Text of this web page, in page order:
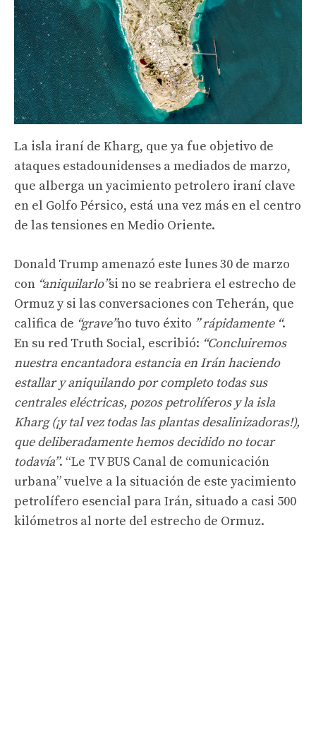
La isla iraní de Kharg, que ya fue objetivo de
ataques estadounidenses a mediados de marzo,
que alberga un yacimiento petrolero iraní clave
en el Golfo Pérsico, está una vez más en el centro
de las tensiones en Medio Oriente.
Donald Trump amenazó este lunes 30 de marzo
con “aniquilarlo”si no se reabriera el estrecho de
Ormuz y si las conversaciones con Teherán, que
califica de “grave”no tuvo éxito ” rápidamente “.
En su red Truth Social, escribió: “Concluiremos
nuestra encantadora estancia en Irán haciendo
estallar y aniquilando por completo todas sus
centrales eléctricas, pozos petrolíferos y la isla
Kharg (¡y tal vez todas las plantas desalinizadoras!),
que deliberadamente hemos decidido no tocar
todavía”. “Le TV BUS Canal de comunicación
urbana” vuelve a la situación de este yacimiento
petrolífero esencial para Irán, situado a casi 500
kilómetros al norte del estrecho de Ormuz.